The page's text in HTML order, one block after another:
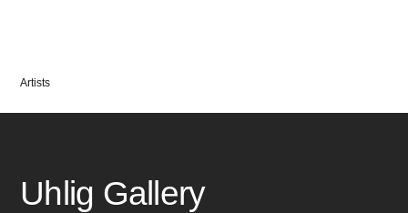
Veröffentlicht
Artists
Uhlig Gallery